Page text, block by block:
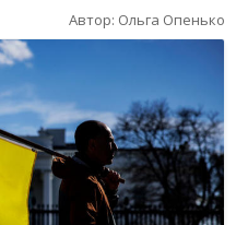
Автор: Ольга Опенько